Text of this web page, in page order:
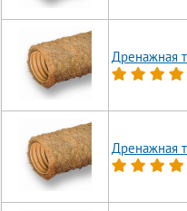
Дренажная
Дренажная